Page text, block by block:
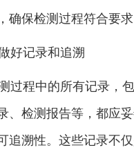
确保检测过程符合要求
好记录和追溯
过程中的所有记录，包
、检测报告等，都应
追溯性。这些记录不